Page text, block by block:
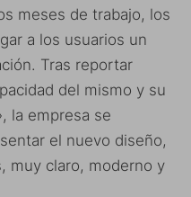
meses de trabajo, los
a los usuarios un
Tras reportar
del mismo y su
la empresa se
el nuevo diseño,
muy claro, moderno y